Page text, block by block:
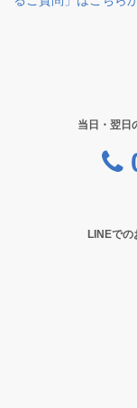
当日・翌日
LINEでの